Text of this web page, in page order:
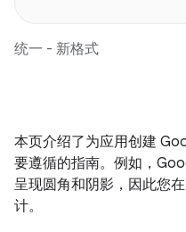
统一 - 新格式
本页介绍了为应用创建
要遵循的指南。例如，
呈现圆角和阴影，因此您
计。